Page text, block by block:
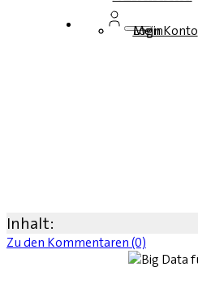
Login
Mein Konto
Inhalt:
Zu den Kommentaren (0)